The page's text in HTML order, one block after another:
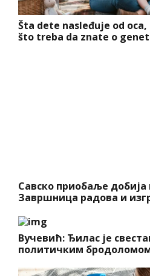
Šta dete nasleđuje od oca,
što treba da znate o
Савско приобаље добија
Завршница радова и
Вучевић: Ђилас је
политичким